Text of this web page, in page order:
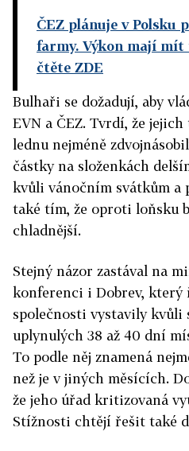
ČEZ plánuje v
farmy. Výkon mají
čtěte ZDE
Bulhaři se dožadují, aby
EVN a ČEZ. Tvrdí, že
lednu nejméně
částky na složenkách
kvůli vánočním svátkům a
také tím, že oproti loňsku
chladnější.
Stejný názor zastával na
konferenci i Dobrev, který
společnosti vystavily kvůli
uplynulých 38 až 40 dní
To podle něj znamená
než je v jiných měsících.
že jeho úřad kritizovaná
Stížnosti chtějí řešit také